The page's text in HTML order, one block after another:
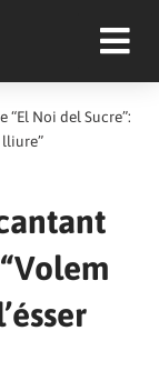
“El Noi del Sucre”:
lliure”